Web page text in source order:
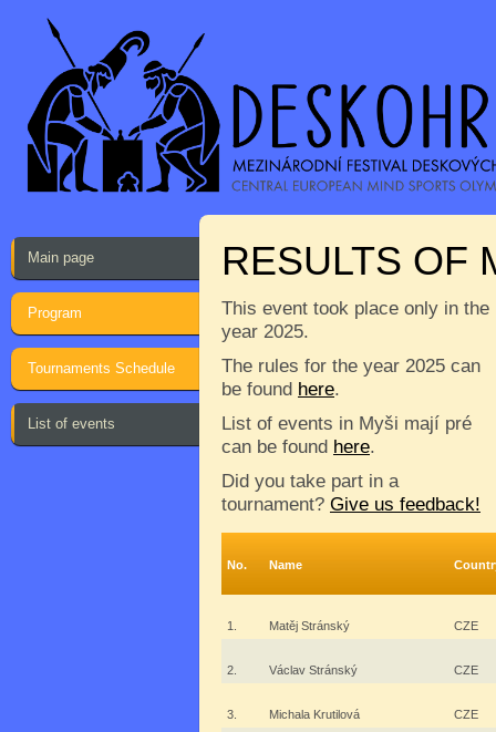
Main page
Program
Tournaments Schedule
List of events
RESULTS OF
This event took place only in the
year 2025.
The rules for the year 2025 can
be found here.
List of events in Myši mají pré
can be found here.
Did you take part in a
tournament? Give us feedback!
No. Name
1. Matěj Stránský CZE
2. Václav Stránský CZE
3. Michala Krutilová CZE